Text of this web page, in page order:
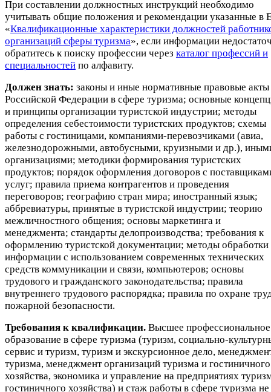
При составлении должностных инструкций необходимо
учитывать общие положения и рекомендации указанные в
«Квалификационные характеристики должностей
организаций сферы туризма», если информации
обратитесь к поиску профессии через каталог профессий и
специальностей по алфавиту.
Должен знать: законы и иные нормативные правовые акты
Российской Федерации в сфере туризма; основные
и принципы организации туристской индустрии; методы
определения себестоимости туристских продуктов; схемы
работы с гостиницами, компаниями-перевозчиками (авиа,
железнодорожными, автобусными, круизными и др.),
организациями; методики формирования туристских
продуктов; порядок оформления договоров с
услуг; правила приема контрагентов и проведения
переговоров; географию стран мира; иностранный язык;
аббревиатуры, принятые в туристской индустрии; теорию
межличностного общения; основы маркетинга и
менеджмента; стандарты делопроизводства; требования к
оформлению туристской документации; методы обработки
информации с использованием современных технических
средств коммуникации и связи, компьютеров; основы
трудового и гражданского законодательства; правила
внутреннего трудового распорядка; правила по охране
пожарной безопасности.
Требования к квалификации. Высшее профессиональное
образование в сфере туризма (туризм, социально-
сервис и туризм, туризм и экскурсионное дело,
туризма, менеджмент организаций туризма и гостиничного
хозяйства, экономика и управление на предприятиях
гостиничного хозяйства) и стаж работы в сфере туризма не